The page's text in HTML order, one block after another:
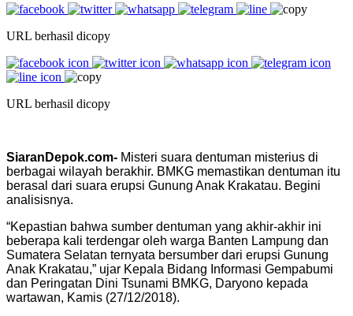
URL berhasil dicopy
URL berhasil dicopy
SiaranDepok.com- Misteri suara dentuman misterius di
berbagai wilayah berakhir. BMKG memastikan dentuman itu
berasal dari suara erupsi Gunung Anak Krakatau. Begini
analisisnya.
“Kepastian bahwa sumber dentuman yang akhir-akhir ini
beberapa kali terdengar oleh warga Banten Lampung dan
Sumatera Selatan ternyata bersumber dari erupsi Gunung
Anak Krakatau,” ujar Kepala Bidang Informasi Gempabumi
dan Peringatan Dini Tsunami BMKG, Daryono kepada
wartawan, Kamis (27/12/2018).